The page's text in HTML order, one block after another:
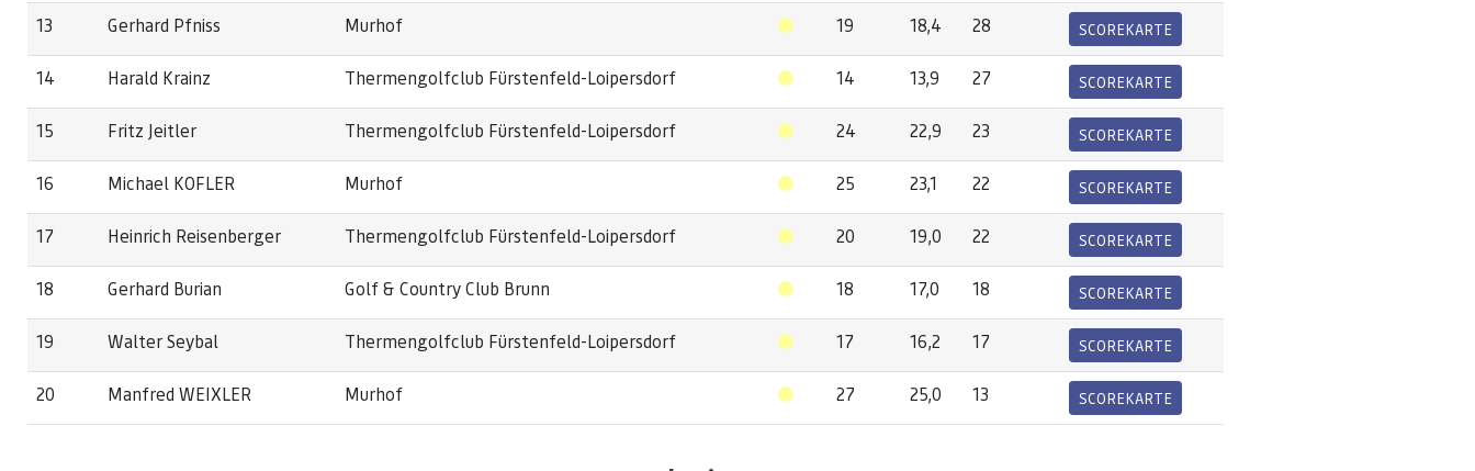
13 Gerhard Pfniss Murhof 19 18,4 28 SCOREKARTE
14 Harald Krainz Thermengolfclub Fürstenfeld-Loipersdorf 14 13,9 27 SCOREKARTE
15 Fritz Jeitler Thermengolfclub Fürstenfeld-Loipersdorf 24 22,9 23 SCOREKARTE
16 Michael KOFLER Murhof 25 23,1 22 SCOREKARTE
17 Heinrich Reisenberger Thermengolfclub Fürstenfeld-Loipersdorf 20 19,0 22 SCOREKARTE
18 Gerhard Burian Golf & Country Club Brunn 18 17,0 18 SCOREKARTE
19 Walter Seybal Thermengolfclub Fürstenfeld-Loipersdorf 17 16,2 17 SCOREKARTE
20 Manfred WEIXLER Murhof 27 25,0 13 SCOREKARTE